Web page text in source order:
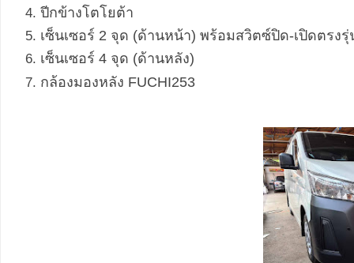
ปีกข้างโตโยต้า
เซ็นเซอร์ 2 จุด (ด้านหน้า) พร้อมสวิตซ์ปิด-เปิดตรงรุ่
เซ็นเซอร์ 4 จุด (ด้านหลัง)
กล้องมองหลัง FUCHI253